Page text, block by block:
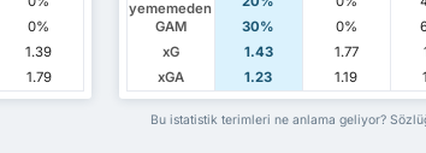
0%
1.39
1.79
yememeden
GAM
30% 0%
xG
1.43 1.77
xGA
1.23 1.19
Bu istatistik terimleri ne anlama geliyor?